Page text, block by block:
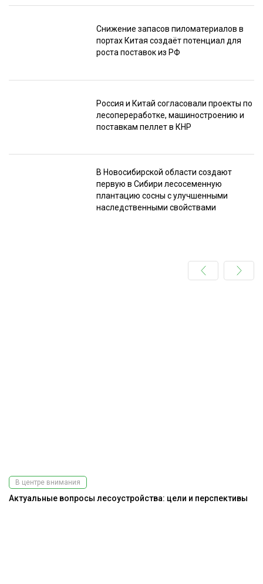
Снижение запасов пиломатериалов в
портах Китая создаёт потенциал для
роста поставок из РФ
Россия и Китай согласовали проекты по
лесопереработке, машиностроению и
поставкам пеллет в КНР
В Новосибирской области создают
первую в Сибири лесосеменную
плантацию сосны с улучшенными
наследственными свойствами
В центре внимания
Актуальные вопросы лесоустройства: цели и перспективы